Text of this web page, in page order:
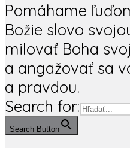
Pomáhame
Božie slovo
milovať Boha
a angažovať sa
a pravdou.
Search for:
Search Button